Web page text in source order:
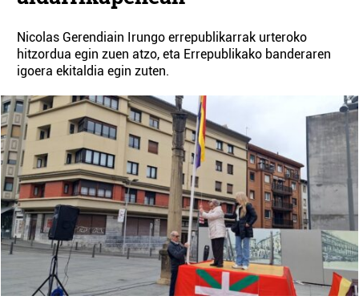
Nicolas Gerendiain Irungo errepublikarrak urteroko
hitzordua egin zuen atzo, eta Errepublikako banderaren
igoera ekitaldia egin zuten.